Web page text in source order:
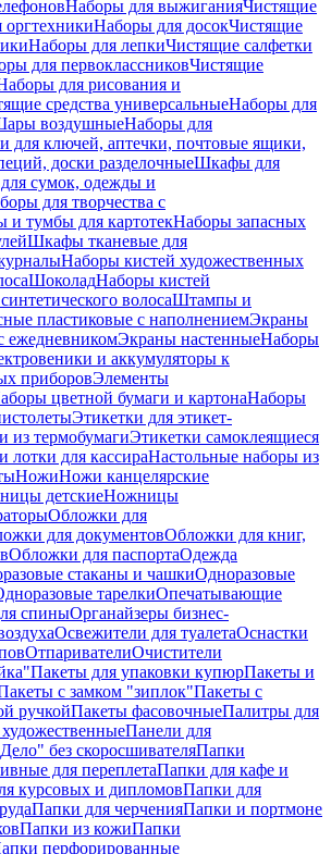
Наборы для выжиганияЧистящие
оргтехникиНаборы для досокЧистящие
Наборы для лепкиЧистящие салфетки
для первоклассниковЧистящие
для рисования и
средства универсальныеНаборы для
воздушныеНаборы для
для ключей, аптечки, почтовые ящики,
доски разделочныеШкафы для
сумок, одежды и
для творчества с
тумбы для картотекНаборы запасных
Шкафы тканевые для
Наборы кистей художественных
ШоколадНаборы кистей
волосаШтампы и
пластиковые с наполнениемЭкраны
ежедневникомЭкраны настенныеНаборы
и аккумуляторы к
приборовЭлементы
цветной бумаги и картонаНаборы
Этикетки для этикет-
из термобумагиЭтикетки самоклеящиеся
лотки для кассираНастольные наборы из
НожиНожи канцелярские
детскиеНожницы
Обложки для
для документовОбложки для книг,
Обложки для паспортаОдежда
стаканы и чашкиОдноразовые
тарелкиОпечатывающие
спиныОрганайзеры бизнес-
Освежители для туалетаОснастки
ОтпаривателиОчистители
Пакеты для упаковки купюрПакеты и
с замком "зиплок"Пакеты с
ручкойПакеты фасовочныеПалитры для
Панели для
без скоросшивателяПапки
для переплетаПапки для кафе и
курсовых и дипломовПапки для
Папки для черченияПапки и портмоне
Папки из кожиПапки
перфорированные